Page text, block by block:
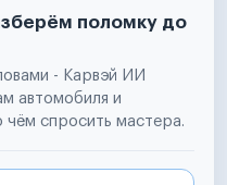
поломку до
- Карвэй ИИ
автомобиля и
чём спросить мастера.